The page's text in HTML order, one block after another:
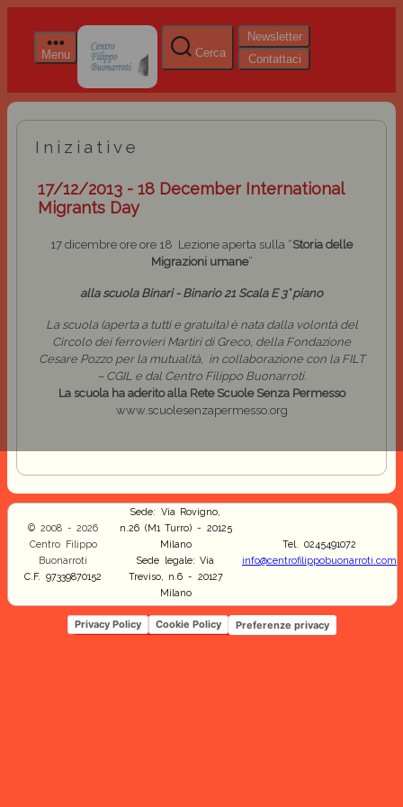
Menu Cerca
Newsletter
Contattaci
Iniziative
17/12/2013 - 18 December International
Migrants Day
17 dicembre ore ore 18 Lezione aperta sulla “Storia delle
Migrazioni umane”
alla scuola Binari - Binario 21 Scala E 3° piano
La scuola (aperta a tutti e gratuita) è nata dalla volontà del
Circolo dei ferrovieri Martiri di Greco, della Fondazione
Cesare Pozzo per la mutualità, in collaborazione con la FILT
– CGIL e dal Centro Filippo Buonarroti.
La scuola ha aderito alla Rete Scuole Senza Permesso
www.scuolesenzapermesso.org
© 2008 - 2026
Centro Filippo
Buonarroti
C.F. 97339870152
Sede: Via Rovigno,
n.26 (M1 Turro) - 20125
Milano
Sede legale: Via
Treviso, n.6 - 20127
Milano
Tel. 0245491072
info@centrofilippobuonarroti.com
Privacy Policy Cookie Policy Preferenze privacy